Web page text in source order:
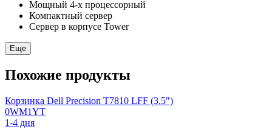
Мощный 4-х процессорный
Компактный сервер
Сервер в корпусе Tower
Еще
Похожие продукты
Корзинка Dell Precision T7810 LFF (3.5")
0WM1YT
1-4 дня